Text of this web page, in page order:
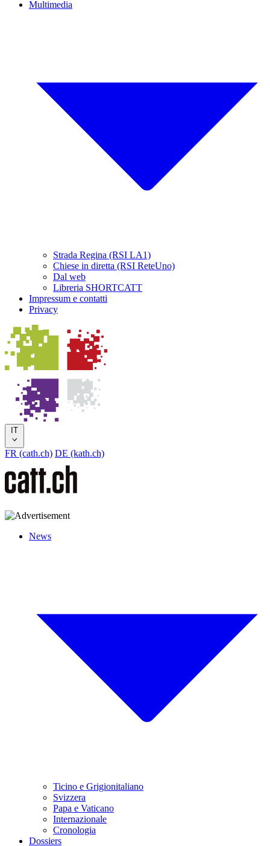
Multimedia
Strada Regina (RSI LA1)
Chiese in diretta (RSI ReteUno)
Dal web
Libreria SHORTCATT
Impressum e contatti
Privacy
IT
FR (cath.ch) DE (kath.ch)
News
Ticino e Grigionitaliano
Svizzera
Papa e Vaticano
Internazionale
Cronologia
Dossiers